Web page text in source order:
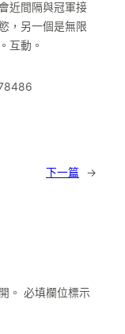
近間隔與冠軍接
，另一個是無限
互動。
下一篇 →
。 必填欄位標示